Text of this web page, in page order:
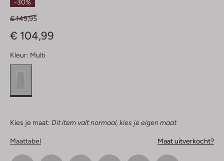
-30%
€ 149,95
€ 104,99
Kleur: Multi
Kies je maat: Dit item valt normaal, kies je eigen maat
Maattabel Maat uitverkocht?